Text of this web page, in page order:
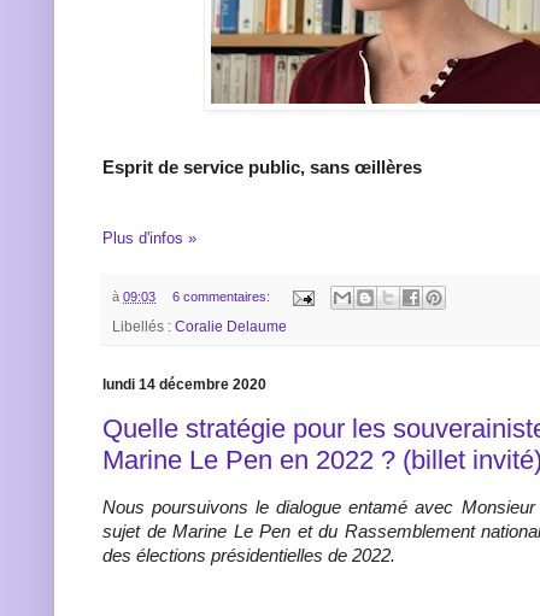
Esprit de service public, sans œillères
Plus d'infos »
à 09:03 6 commentaires:
Libellés : Coralie Delaume
lundi 14 décembre 2020
Quelle stratégie pour les
Marine Le Pen en 2022 ? (billet
Nous poursuivons le dialogue entamé avec
sujet de Marine Le Pen et du Rassemblement
des élections présidentielles de 2022.